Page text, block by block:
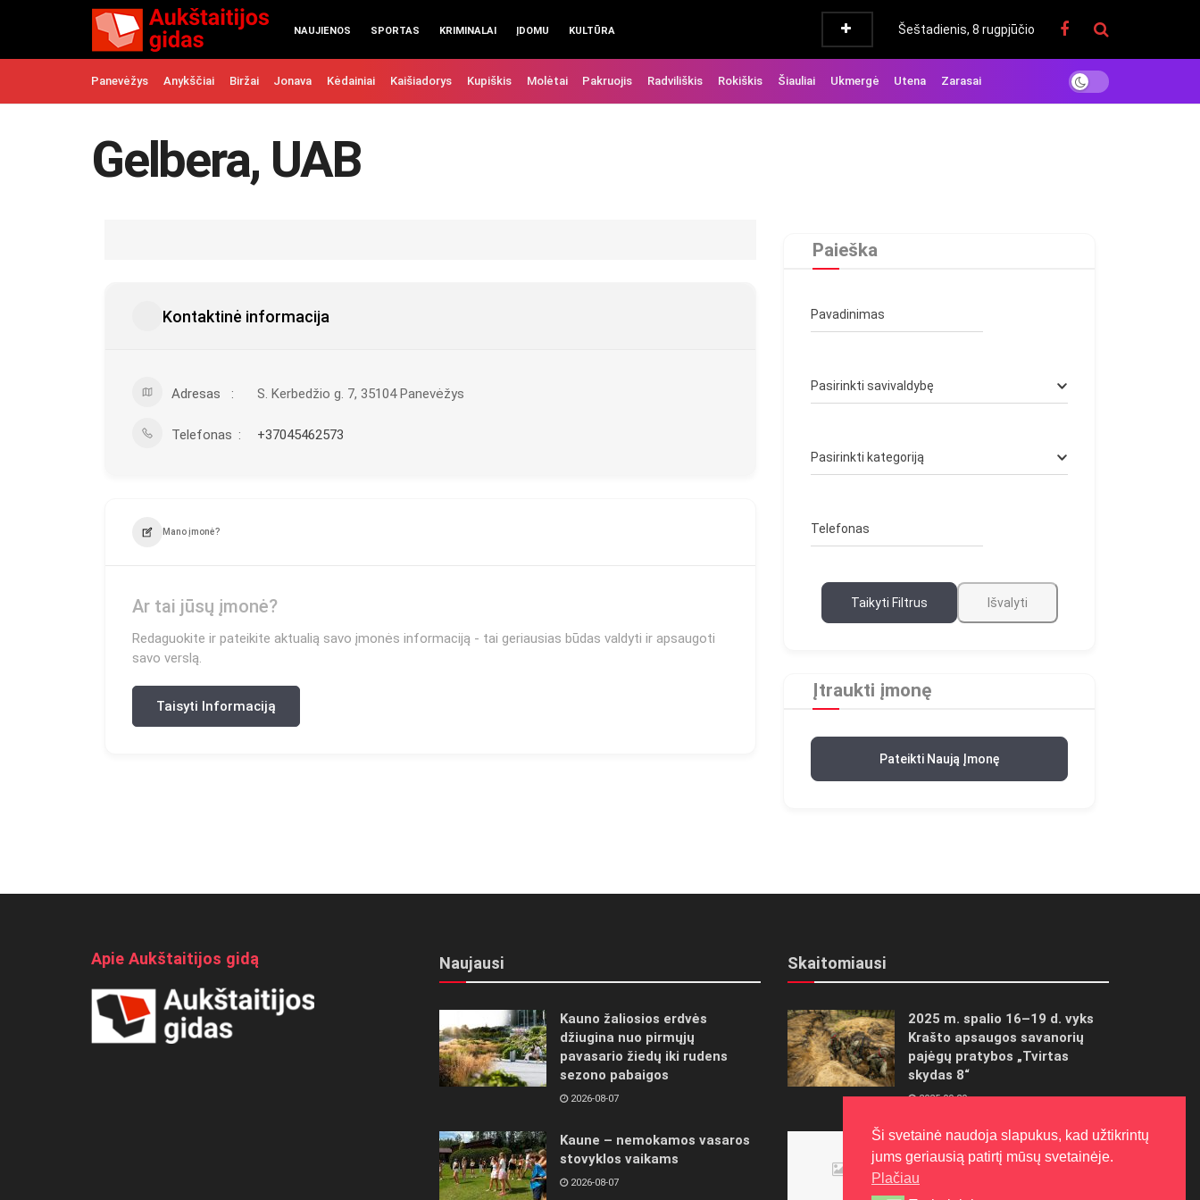
NAUJIENOS SPORTAS KRIMINALAI ĮDOMU KULTŪRA Šeštadienis, 8 rugpjūčio
Panevėžys Anykščiai Biržai Jonava Kėdainiai Kaišiadorys Kupiškis Molėtai Pakruojis Radviliškis Rokiškis Šiauliai Ukmergė Utena Zarasai
Gelbera, UAB
Kontaktinė informacija
Adresas S. Kerbedžio g. 7, 35104 Panevėžys
Telefonas +37045462573
Mano įmonė?
Ar tai jūsų įmonė?
Redaguokite ir pateikite aktualią savo įmonės informaciją - tai geriausias būdas valdyti ir apsaugoti
savo verslą.
Taisyti Informaciją
Paieška
Pavadinimas
Pasirinkti savivaldybę
Pasirinkti kategoriją
Telefonas
Taikyti Filtrus Išvalyti
Įtraukti įmonę
Pateikti Naują Įmonę
Apie Aukštaitijos gidą Naujausi
Kauno žaliosios erdvės
džiugina nuo pirmųjų
pavasario žiedų iki rudens
sezono pabaigos
2026-08-07
Kaune – nemokamos vasaros
stovyklos vaikams
2026-08-07
Skaitomiausi
2025 m. spalio 16–19 d. vyks
Krašto apsaugos savanorių
pajėgų pratybos „Tvirtas
skydas 8“
2025-09-29
Panevėžietės tarptautinėje
programoje siekia aukso
2015-10-30
Ši svetainė naudoja slapukus, kad užtikrintų
jums geriausią patirtį mūsų svetainėje.
Plačiau